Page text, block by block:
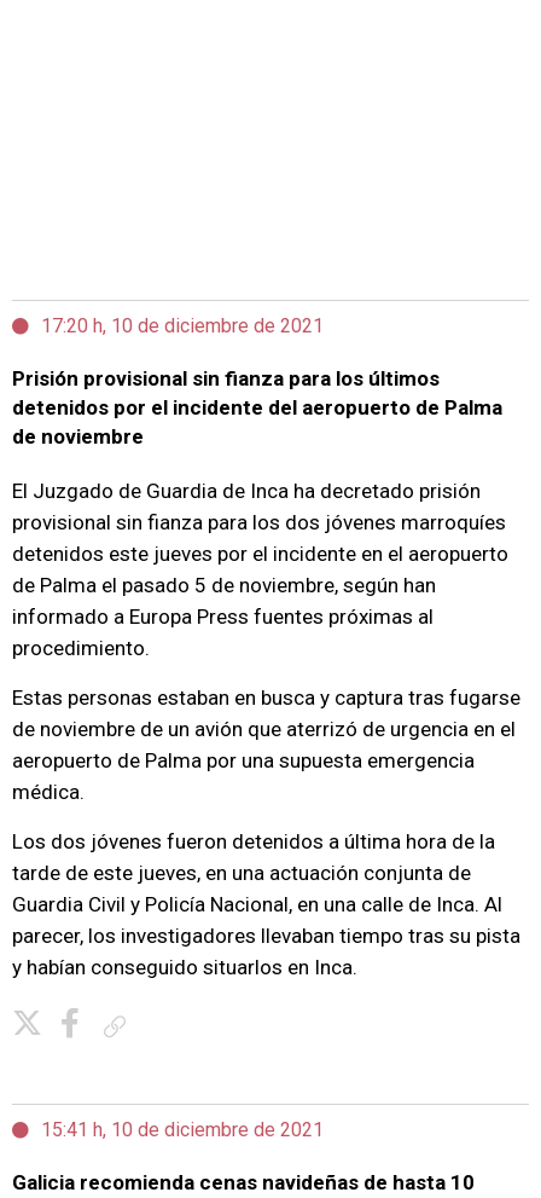
17:20 h, 10 de diciembre de 2021
Prisión provisional sin fianza para los últimos
detenidos por el incidente del aeropuerto de Palma
de noviembre
El Juzgado de Guardia de Inca ha decretado prisión
provisional sin fianza para los dos jóvenes marroquíes
detenidos este jueves por el incidente en el aeropuerto
de Palma el pasado 5 de noviembre, según han
informado a Europa Press fuentes próximas al
procedimiento.
Estas personas estaban en busca y captura tras fugarse
de noviembre de un avión que aterrizó de urgencia en el
aeropuerto de Palma por una supuesta emergencia
médica.
Los dos jóvenes fueron detenidos a última hora de la
tarde de este jueves, en una actuación conjunta de
Guardia Civil y Policía Nacional, en una calle de Inca. Al
parecer, los investigadores llevaban tiempo tras su pista
y habían conseguido situarlos en Inca.
15:41 h, 10 de diciembre de 2021
Galicia recomienda cenas navideñas de hasta 10